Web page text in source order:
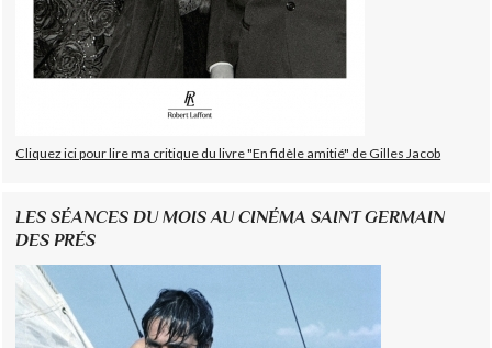
Cliquez ici pour lire ma critique du livre "En fidèle amitié" de Gilles Jacob
LES SÉANCES DU MOIS AU CINÉMA SAINT GERMAIN
DES PRÉS